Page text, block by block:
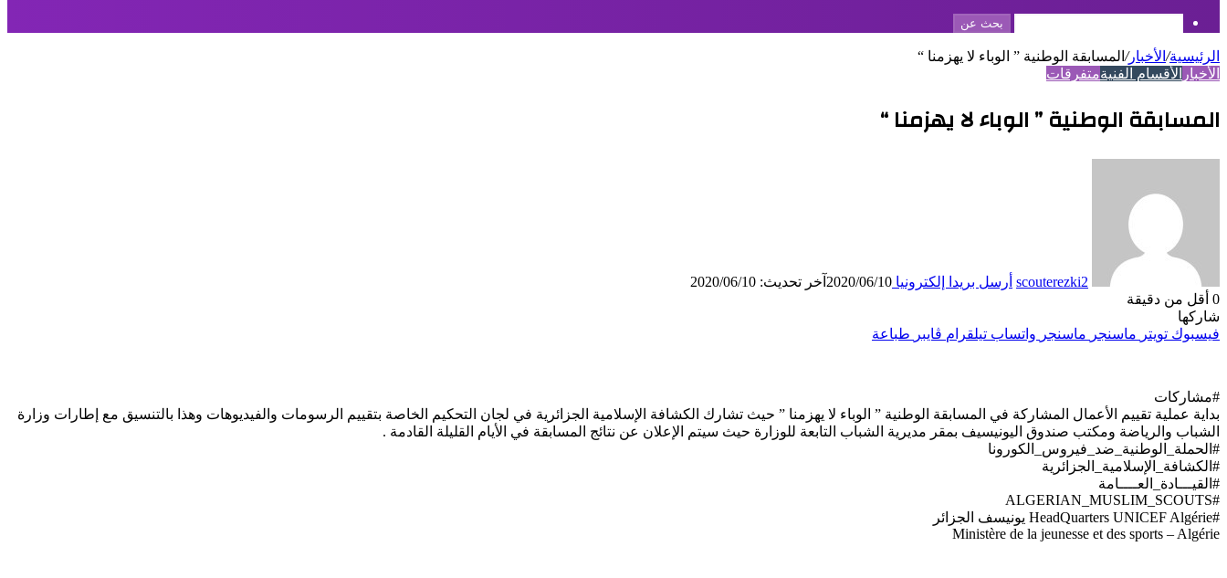
بحث عن
الرئيسية/ الأخبار/ المسابقة الوطنية ” الوباء لا يهزمنا “
الأخبار الأقسام الفنيةمتفرقات
المسابقة الوطنية ” الوباء لا يهزمنا “
scouterezki2 أرسل بريدا إلكترونيا 2020/06/10 آخر تحديث: 2020/06/10
0 أقل من دقيقة
شاركها
فيسبوك تويتر ماسنجر ماسنجر واتساب تيلقرام ڤايبر طباعة
#مشاركات
بداية عملية تقييم الأعمال المشاركة في المسابقة الوطنية ” الوباء لا يهزمنا ” حيث تشارك الكشافة الإسلامية الجزائرية في لجان التحكيم الخاصة بتقييم الرسومات والفيديوهات وهذا بالتنسيق مع إطارات وزارة
الشباب والرياضة ومكتب صندوق اليونيسيف بمقر مديرية الشباب التابعة للوزارة حيث سيتم الإعلان عن نتائج المسابقة في الأيام القليلة القادمة .
#الحملة_الوطنية_ضد_فيروس_الكورونا
#الكشافة_الإسلامية_الجزائرية
#القيـــادة_العــــامة
#ALGERIAN_MUSLIM_SCOUTS
#HeadQuarters UNICEF Algérie يونيسف الجزائر
Ministère de la jeunesse et des sports – Algérie